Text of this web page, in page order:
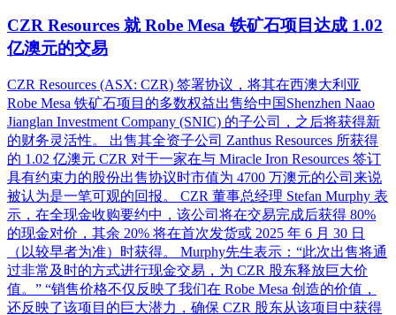
CZR Resources 就 Robe Mesa 铁矿石项目达成 1.02
亿澳元的交易
CZR Resources (ASX: CZR) 签署协议，将其在西澳大利亚
Robe Mesa 铁矿石项目的多数权益出售给中国Shenzhen Naao
Jianglan Investment Company (SNIC) 的子公司，之后将获得新
的财务灵活性。 出售其全资子公司 Zanthus Resources 所获得
的 1.02 亿澳元 CZR 对于一家在与 Miracle Iron Resources 签订
具有约束力的股份出售协议时市值为 4700 万澳元的公司来说
被认为是一笔可观的回报。 CZR 董事总经理 Stefan Murphy 表
示，在全现金收购要约中，该公司将在交易完成后获得 80%
的现金对价，其余 20% 将在首次发货或 2025 年 6 月 30 日
（以较早者为准）时获得。 Murphy先生表示：“此次出售将通
过非常及时的方式进行现金交易，为 CZR 股东释放巨大价
值。” “销售价格不仅反映了我们在 Robe Mesa 创造的价值，
还反映了该项目的巨大潜力，确保 CZR 股东从该项目中获得